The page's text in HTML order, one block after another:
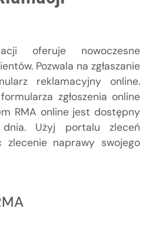
oferuje nowoczesne
Pozwala na zgłaszanie
reklamacyjny online.
zgłoszenia online
RMA online jest dostępny
Użyj portalu zleceń
zlecenie naprawy swojego